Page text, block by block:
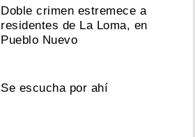
Doble crimen estremece a
residentes de La Loma, en
Pueblo Nuevo
Se escucha por ahí